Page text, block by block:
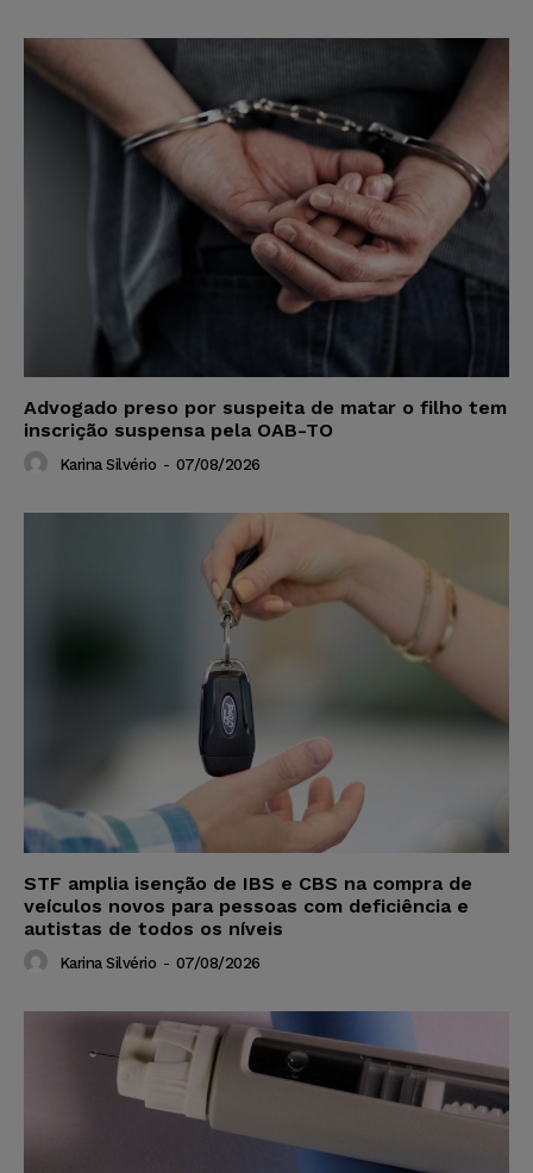
Advogado preso por suspeita de matar o filho tem
inscrição suspensa pela OAB-TO
Karina Silvério - 07/08/2026
STF amplia isenção de IBS e CBS na compra de
veículos novos para pessoas com deficiência e
autistas de todos os níveis
Karina Silvério - 07/08/2026